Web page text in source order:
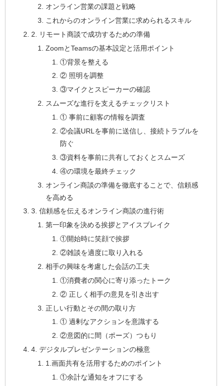
オンライン営業の課題と戦略
これからのオンライン営業に求められるスキル
2. リモート商談で成功するための準備
ZoomとTeamsの基本設定と活用ポイント
①背景を整える
② 照明を調整
③マイクとスピーカーの確認
スムーズな進行を支えるチェックリスト
① 事前に顧客の情報を調査
②会議URLを事前に送信し、接続トラブルを
防ぐ
③資料を事前に共有しておくとスムーズ
④の環境を最終チェック
オンライン商談の準備を徹底することで、信頼感
を高める
3. 信頼感を伝えるオンライン商談の進行術
第一印象を決める挨拶とアイスブレイク
①開始時に笑顔で挨拶
②雑談を適度に取り入れる
相手の興味を考慮した会話の工夫
①消費者の関心に寄り添ったトーク
② 正しく相手の意見を引き出す
正しい行動とその間の取り方
① 過剰なアクションを意識する
②意図的に間（ポーズ）つもり
4. デジタルプレゼンテーションの極意
1.画面共有を活用するためのポイント
①余計な通知をオフにする